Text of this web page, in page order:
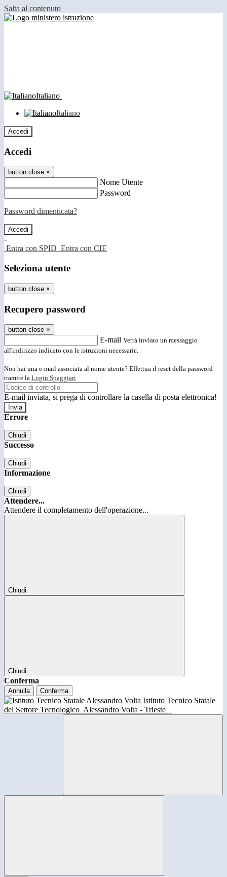
Salta al contenuto
Italiano
Italiano
Accedi
Accedi
button close ×
Nome Utente
Password
Password dimenticata?
-
Entra con SPID Entra con CIE
Seleziona utente
button close ×
Recupero password
button close ×
E-mail Verrà inviato un messaggio
all'indirizzo indicato con le istruzioni necessarie.
Non hai una e-mail associata al nome utente? Effettua il reset della password
tramite la Login Spaggiari
E-mail inviata, si prega di controllare la casella di posta elettronica!
Errore
Chiudi
Successo
Chiudi
Informazione
Chiudi
Attendere...
Attendere il completamento dell'operazione...
Chiudi
Chiudi
Conferma
Annulla Conferma
Istituto Tecnico Statale
del Settore Tecnologico Alessandro Volta - Trieste